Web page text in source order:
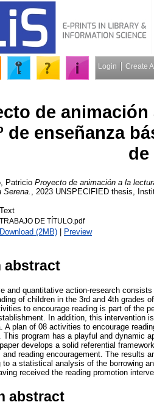
Login Create
de
de enseñanza
de
Patricio Proyecto de animación a la
, 2023 UNSPECIFIED thesis,
Text
TRABAJO DE TÍTULO.pdf
Download (2MB) | Preview
abstract
and quantitative action-research
of children in the 3rd and 4th grades
to encourage reading is part of the
In addition, this intervention
A plan of 08 activities to encourage
This program has a playful and dynamic
develops a solid referential
and reading encouragement. The results
to a statistical analysis of the borrowing
received the reading promotion
abstract